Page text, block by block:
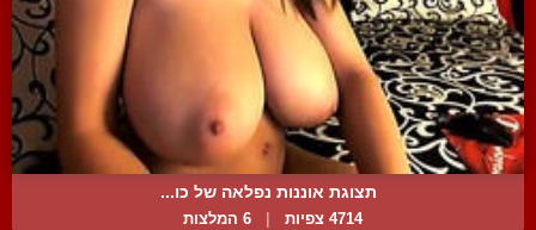
תצוגת אוננות נפלאה של כו...
4714 צפיות 6 המלצות